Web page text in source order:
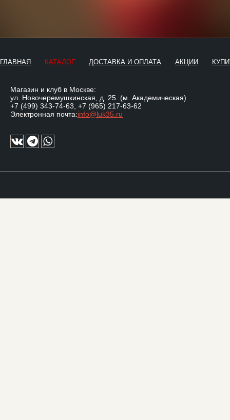
ГЛАВНАЯ КАТАЛОГ ДОСТАВКА И ОПЛАТА АКЦИИ
Магазин и клуб в Москве:
ул. Новочеремушкинская, д. 25. (м. Академическая)
+7 (499) 343-74-63 +7 (965) 217-63-62
Электронная почта:info@luk35.ru